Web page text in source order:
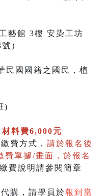
藝館 3樓 安染工坊
）
民國國籍之國民，植
)
料費6,000元
費方式， 請於報名後
費單據/畫面，於報名
費說明請參閱簡章
購，請學員於報到當